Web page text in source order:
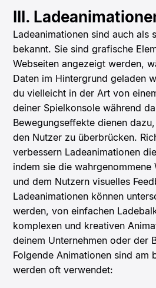
III.
Ladeanimationen sind auch als
bekannt. Sie sind grafische
Webseiten angezeigt werden,
Daten im Hintergrund geladen
du vielleicht in der Art von
deiner Spielkonsole während
Bewegungseffekte dienen
den Nutzer zu überbrücken.
verbessern Ladeanimationen
indem sie die wahrgenommene
und dem Nutzern visuelles
Ladeanimationen können
werden, von einfachen
komplexen und kreativen
deinem Unternehmen oder der
Folgende Animationen sind am
werden oft verwendet: